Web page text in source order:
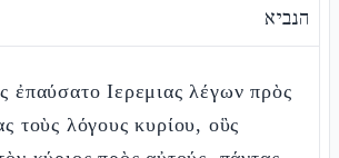
הנביא
ἐπαύσατο Ιερεμιας λέγων πρὸς
τοὺς λόγους κυρίου, οὓς